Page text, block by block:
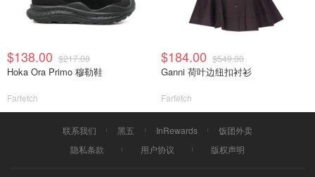
$138.00 $217.00
Hoka Ora Primo 穆勒鞋
Farfetch
$184.00 $549.00
Ganni 荷叶边纽扣衬衫
Farfetch
联系我们 黑五 InRewards
饭团外卖
隐私条款
用户协议 版权声明